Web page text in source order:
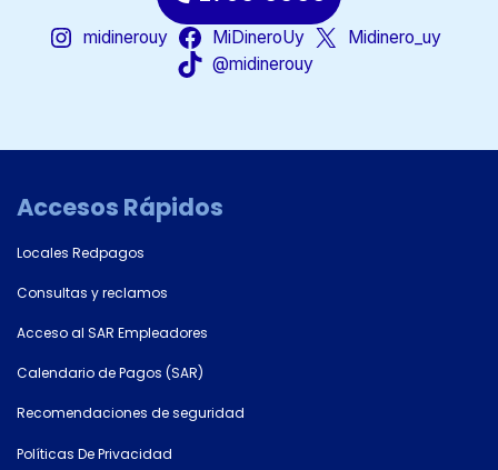
midinerouy MiDineroUy
Midinero_uy
@midinerouy
Accesos Rápidos
Locales Redpagos
Consultas y reclamos
Acceso al SAR Empleadores
Calendario de Pagos (SAR)
Recomendaciones de seguridad
Políticas De Privacidad